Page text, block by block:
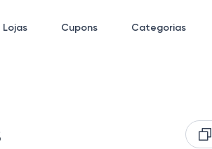
Lojas Cupons Categorias